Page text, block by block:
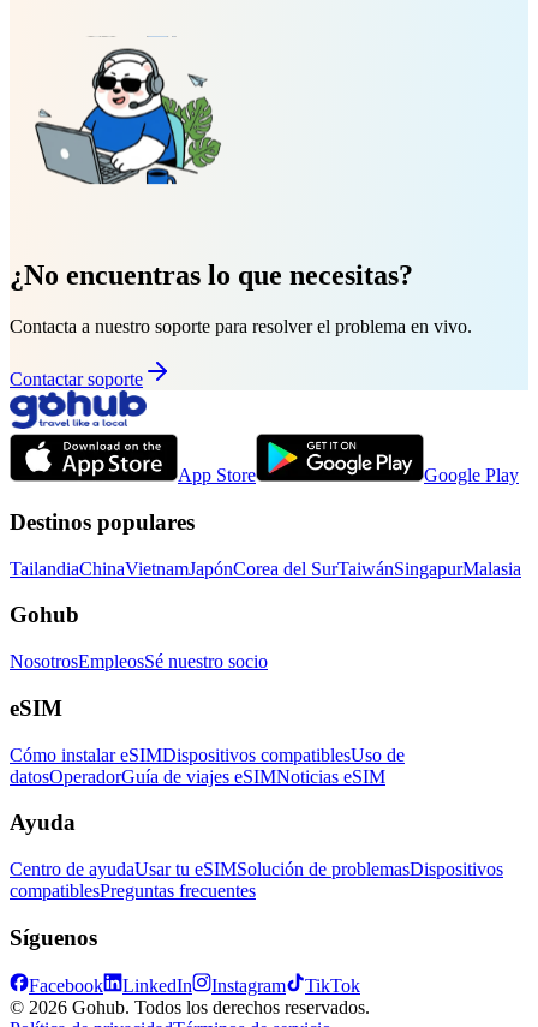
¿No encuentras lo que necesitas?
Contacta a nuestro soporte para resolver el problema en vivo.
Contactar soporte
App Store Google Play
Destinos populares
TailandiaChinaVietnamJapónCorea del SurTaiwánSingapurMalasia
Gohub
NosotrosEmpleosSé nuestro socio
eSIM
Cómo instalar eSIMDispositivos compatiblesUso de
datosOperadorGuía de viajes eSIMNoticias eSIM
Ayuda
Centro de ayudaUsar tu eSIMSolución de problemasDispositivos
compatiblesPreguntas frecuentes
Síguenos
Facebook LinkedIn Instagram
TikTok
© 2026 Gohub. Todos los derechos reservados.